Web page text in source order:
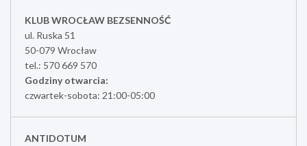
KLUB WROCŁAW BEZSENNOŚĆ
ul. Ruska 51
50-079 Wrocław
tel.: 570 669 570
Godziny otwarcia:
czwartek-sobota: 21:00-05:00
ANTIDOTUM